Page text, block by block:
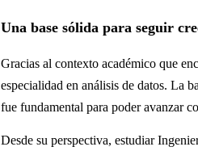
Una base sólida para seguir
Gracias al contexto académico que
especialidad en análisis de datos. La
fue fundamental para poder avanzar
Desde su perspectiva, estudiar